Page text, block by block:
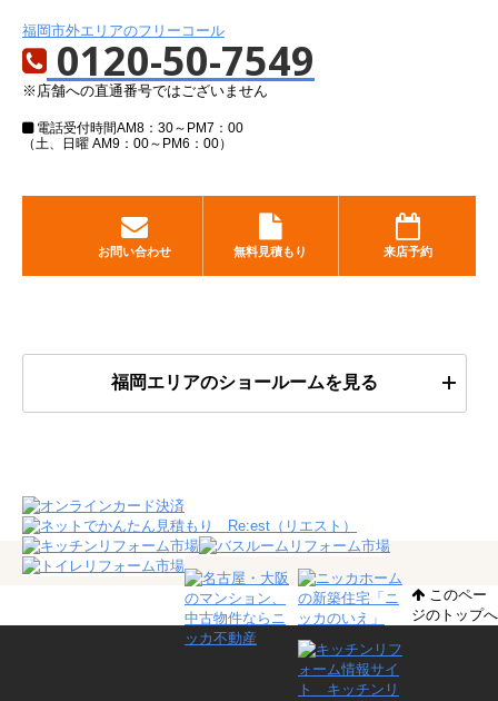
福岡市外エリアのフリーコール
0120-50-7549
※店舗への直通番号ではございません
電話受付時間AM8：30～PM7：00
（土、日曜 AM9：00～PM6：00）
お問い合わせ 無料見積もり 来店予約
福岡エリアのショールームを見る
このペー
ジのトップへ